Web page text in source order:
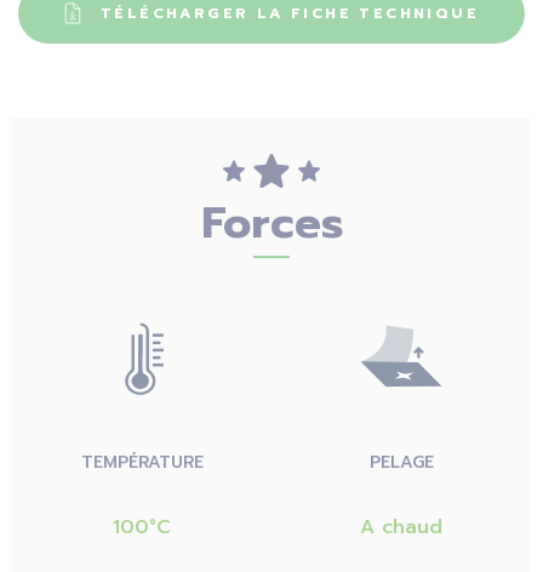
TÉLÉCHARGER LA FICHE TECHNIQUE
Forces
TEMPÉRATURE
100°C
PELAGE
A chaud